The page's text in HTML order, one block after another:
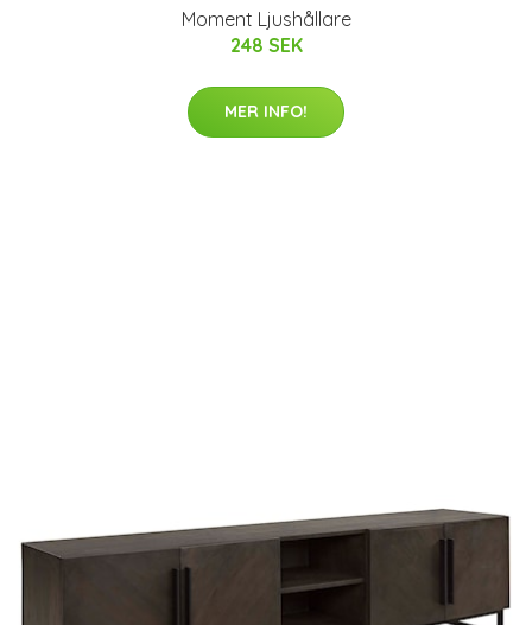
Moment Ljushållare
248 SEK
MER INFO!